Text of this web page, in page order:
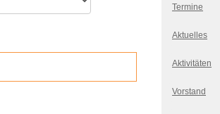
Termine
Aktuelles
Aktivitäten
Vorstand